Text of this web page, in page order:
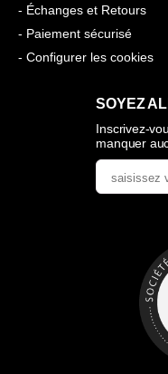
- Échanges et Retours
- Paiement sécurisé
- Configurer les cookies
SOYEZ
Inscrivez-
manquer